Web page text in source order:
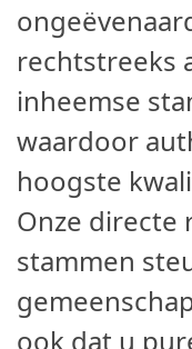
rechtstreeks
inheemse
waardoor
hoogste
Onze directe
stammen
ook dat u